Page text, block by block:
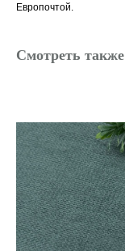
Европочтой.
Смотреть также